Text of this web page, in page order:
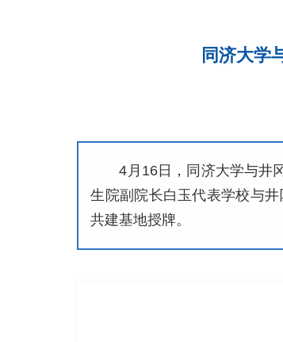
同济大学
4月16日，同济大学与井
生院副院长白玉代表学校与
共建基地授牌。